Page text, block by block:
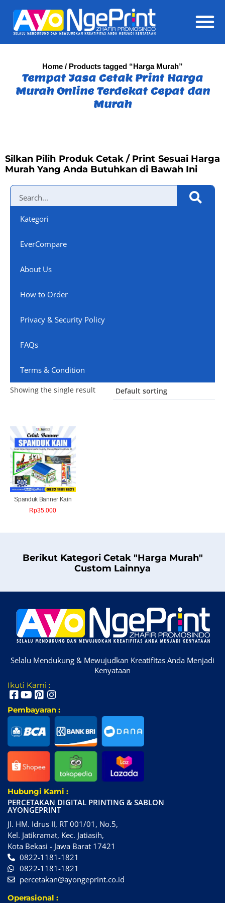
Home / Products tagged “Harga Murah”
Tempat Jasa Cetak Print Harga
Murah Online Terdekat Cepat dan
Murah
Silkan Pilih Produk Cetak / Print Sesuai Harga
Murah Yang Anda Butuhkan di Bawah Ini
Kategori
EverCompare
About Us
How to Order
Privacy & Security Policy
FAQs
Terms & Condition
Showing the single result
Spanduk Banner Kain
Rp35.000
Berikut Kategori Cetak "Harga Murah"
Custom Lainnya
Selalu Mendukung & Mewujudkan Kreatifitas Anda Menjadi
Kenyataan
Ikuti Kami :
Pembayaran :
Hubungi Kami :
PERCETAKAN DIGITAL PRINTING & SABLON
AYONGEPRINT
Jl. HM. Idrus II, RT 001/01, No.5,
Kel. Jatikramat, Kec. Jatiasih,
Kota Bekasi - Jawa Barat 17421
0822-1181-1821
0822-1181-1821
percetakan@ayongeprint.co.id
Operasional :